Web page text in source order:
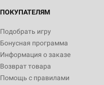
ПОКУПАТЕЛЯМ
Подобрать игру
Бонусная программа
Информация о заказе
Возврат товара
Помощь с правилами